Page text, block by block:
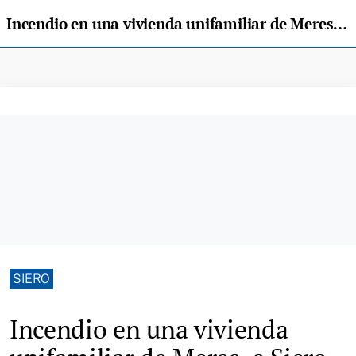
Incendio en una vivienda unifamiliar de Meres, e Siero
SIERO
Incendio en una vivienda